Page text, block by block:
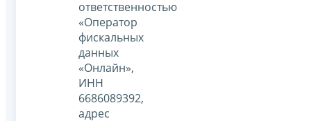
ответственностью
«Оператор
фискальных
данных
«Онлайн»,
ИНН
6686089392,
адрес